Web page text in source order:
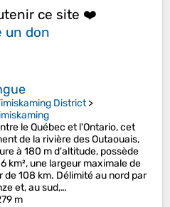
ce site ❤️
un don
District>
le Québec et l'Ontario, cet
de la rivière des Outaouais,
à 180 m d'altitude, possède
km², une largeur maximale de
de 108 km. Délimité au nord par
et, au sud,…
m